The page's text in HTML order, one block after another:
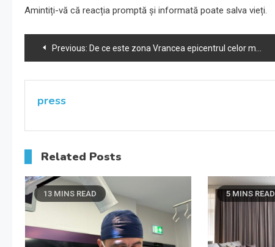
Amintiți-vă că reacția promptă și informată poate salva vieți.
Navigare
în
articole
Previous: De ce este zona Vrancea epicentrul celor mai multe cutremure din România
press
Related Posts
13 MINS READ 5 MINS READ